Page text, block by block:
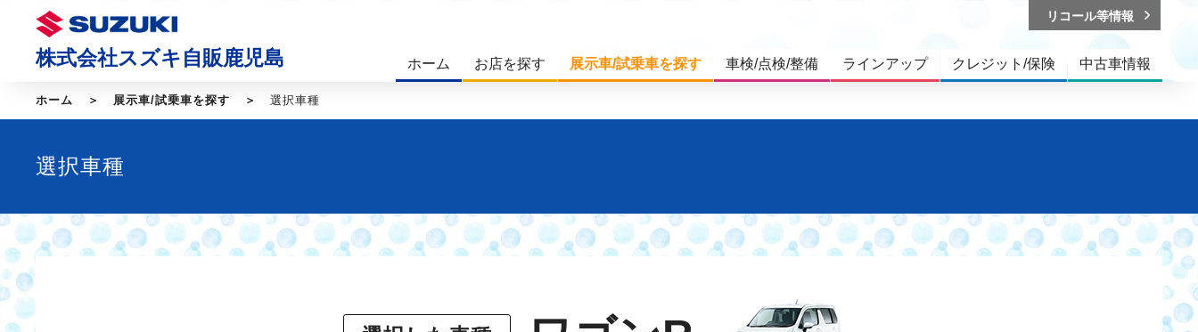
株式会社スズキ自販鹿児島 ホーム お店を探す 展示車/試乗車を探す 車検/点検/整備 ラインアップ クレジット/保険 中古車情報
リコール等情報
ホーム 展示車/試乗車を探す 選択車種
選択車種